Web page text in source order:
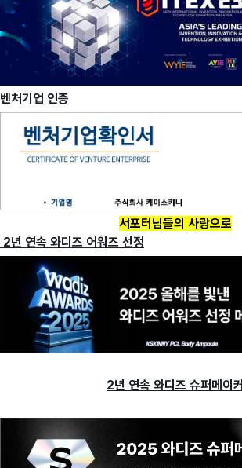
벤처기업 인증
서포터님들의 사랑으로
2년 연속 와디즈 어워즈 선정
2년 연속 와디즈 슈퍼메이커